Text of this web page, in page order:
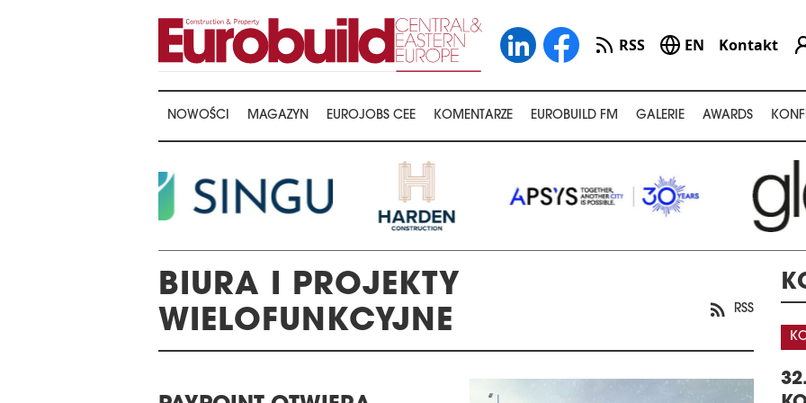
RSS EN Kontakt
NOWOŚCI MAGAZYN EUROJOBS CEE KOMENTARZE EUROBUILD FM GALERIE AWARDS
BIURA I PROJEKTY
WIELOFUNKCYJNE
RSS
MAGAZYNÓW I LOGISTYKI W
CENTRA DANYCH –